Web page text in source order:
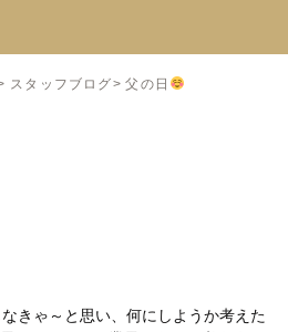
スタッフブログ 父の日
きゃ～と思い、何にしようか考えた